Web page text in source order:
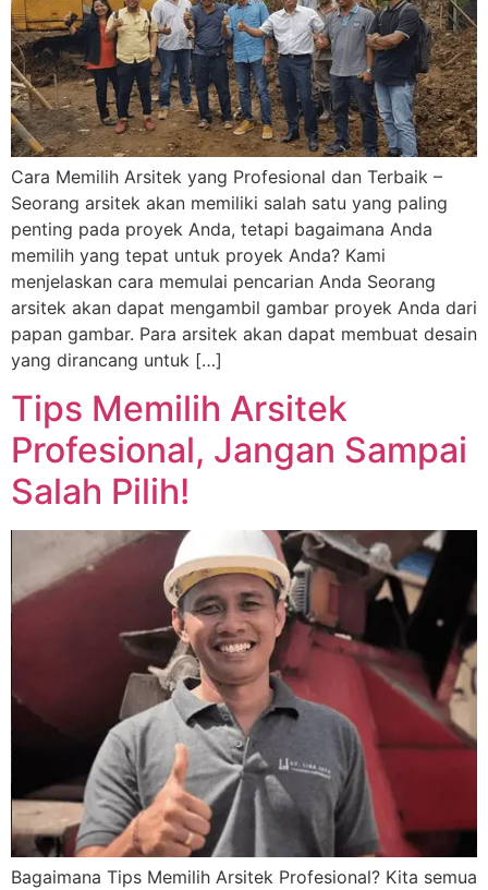
Cara Memilih Arsitek yang Profesional dan Terbaik –
Seorang arsitek akan memiliki salah satu yang paling
penting pada proyek Anda, tetapi bagaimana Anda
memilih yang tepat untuk proyek Anda? Kami
menjelaskan cara memulai pencarian Anda Seorang
arsitek akan dapat mengambil gambar proyek Anda dari
papan gambar. Para arsitek akan dapat membuat desain
yang dirancang untuk […]
Tips Memilih Arsitek
Profesional, Jangan Sampai
Salah Pilih!
Bagaimana Tips Memilih Arsitek Profesional? Kita semua